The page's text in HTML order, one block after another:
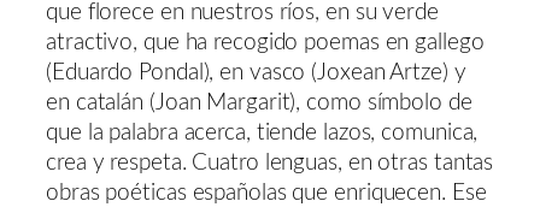
que florece en nuestros ríos, en su verde
atractivo, que ha recogido poemas en gallego
(Eduardo Pondal), en vasco (Joxean Artze) y
en catalán (Joan Margarit), como símbolo de
que la palabra acerca, tiende lazos, comunica,
crea y respeta. Cuatro lenguas, en otras tantas
obras poéticas españolas que enriquecen. Ese